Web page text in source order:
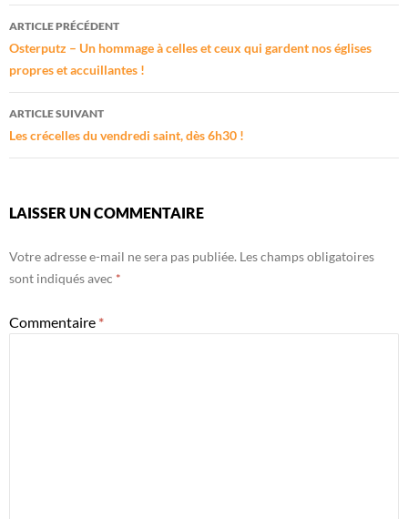
Navigation
des
articles
ARTICLE PRÉCÉDENT
Osterputz – Un hommage à celles et ceux qui gardent nos églises
propres et accuillantes !
ARTICLE SUIVANT
Les crécelles du vendredi saint, dès 6h30 !
LAISSER UN COMMENTAIRE
Votre adresse e-mail ne sera pas publiée. Les champs obligatoires
sont indiqués avec *
Commentaire *